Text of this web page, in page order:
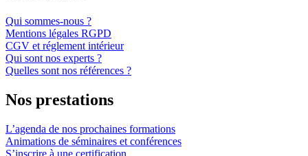
Qui sommes-nous ?
Mentions légales RGPD
CGV et réglement intérieur
Qui sont nos experts ?
Quelles sont nos références ?
Nos prestations
L’agenda de nos prochaines formations
Animations de séminaires et conférences
S’inscrire à une certification